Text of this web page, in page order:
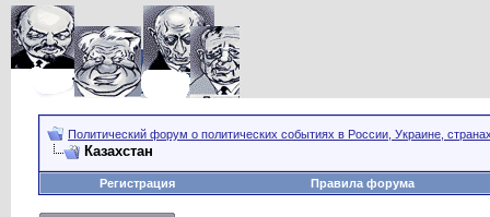
Политический форум о политических событиях в России, Украине,
Казахстан
Регистрация Правила форума